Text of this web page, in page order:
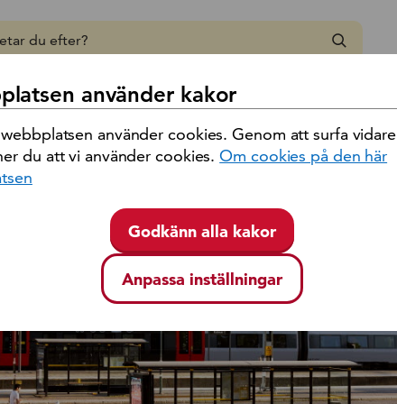
Kalmar län
Tåg
använder kakor
använder cookies. Genom att surfa vidare
du att vi använder cookies.Om cookies på den här
Godkänn alla kakor
Anpassa inställningar